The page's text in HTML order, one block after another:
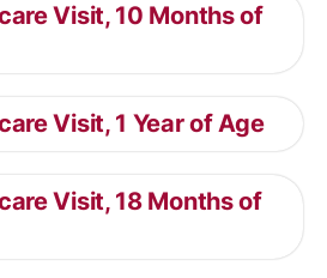
Visit, 10 Months of
Visit, 1 Year of Age
Visit, 18 Months of